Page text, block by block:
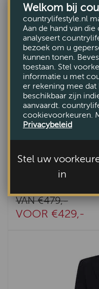
VAN €479,-
VOOR €429,-
Welkom bij
countrylifestyle.nl
Aan de hand van
analyseert
bezoek om u
kunnen tonen.
toestaan. Stel
informatie u met
er rekening mee dat
beschikbaar zijn
aanvaardt.
cookievoorkeuren.
Privacybeleid
Stel uw
in